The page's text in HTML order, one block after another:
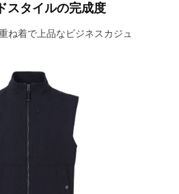
スタイルの完成度
ね着で上品なビジネスカジュ